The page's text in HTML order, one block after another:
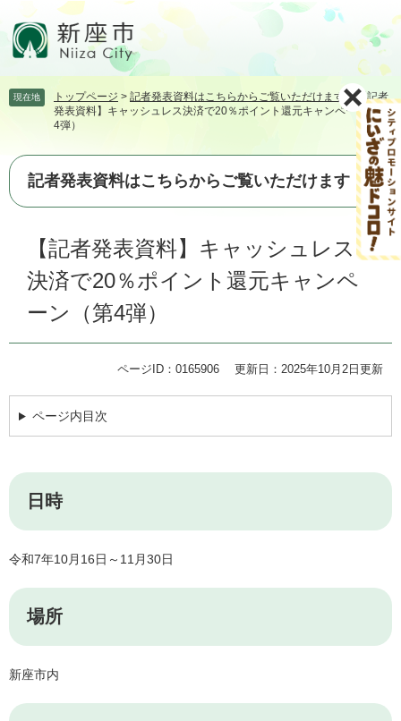
頭飛
て
文
現在地 トップページ > 記者発表資料はこちらからご覧いただけます >【記者
発表資料】キャッシュレス決済で20％ポイント還元キャンペーン（第
4弾）
記者発表資料はこちらからご覧いただけます
【記者発表資料】キャッシュレス
決済で20％ポイント還元キャンペ
ーン（第4弾）
ページID：0165906 更新日：2025年10月2日更新
ページ内目次
日時
令和7年10月16日～11月30日
場所
新座市内